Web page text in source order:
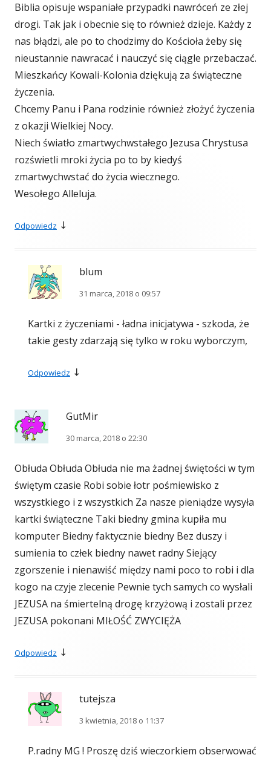
Biblia opisuje wspaniałe przypadki nawróceń ze złej
drogi. Tak jak i obecnie się to również dzieje. Każdy z
nas błądzi, ale po to chodzimy do Kościoła żeby się
nieustannie nawracać i nauczyć się ciągle przebaczać.
Mieszkańcy Kowali-Kolonia dziękują za świąteczne
życzenia.
Chcemy Panu i Pana rodzinie również złożyć życzenia
z okazji Wielkiej Nocy.
Niech światło zmartwychwstałego Jezusa Chrystusa
rozświetli mroki życia po to by kiedyś
zmartwychwstać do życia wiecznego.
Wesołego Alleluja.
Odpowiedz ↓
blum
31 marca, 2018 o 09:57
Kartki z życzeniami - ładna inicjatywa - szkoda, że
takie gesty zdarzają się tylko w roku wyborczym,
Odpowiedz ↓
GutMir
30 marca, 2018 o 22:30
Obłuda Obłuda Obłuda nie ma żadnej świętości w tym
świętym czasie Robi sobie łotr pośmiewisko z
wszystkiego i z wszystkich Za nasze pieniądze wysyła
kartki świąteczne Taki biedny gmina kupiła mu
komputer Biedny faktycznie biedny Bez duszy i
sumienia to człek biedny nawet radny Siejący
zgorszenie i nienawiść między nami poco to robi i dla
kogo na czyje zlecenie Pewnie tych samych co wysłali
JEZUSA na śmiertelną drogę krzyżową i zostali przez
JEZUSA pokonani MIŁOŚĆ ZWYCIĘŻA
Odpowiedz ↓
tutejsza
3 kwietnia, 2018 o 11:37
P.radny MG ! Proszę dziś wieczorkiem obserwować